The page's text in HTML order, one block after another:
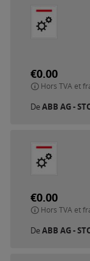
€0.00
Hors TVA et
DeABB AG -
€0.00
Hors TVA et
DeABB AG -